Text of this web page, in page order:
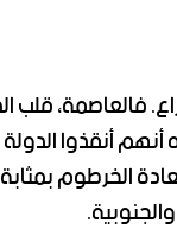
فالعاصمة، قلب
أنقذوا الدولة
الخرطوم بمثابة